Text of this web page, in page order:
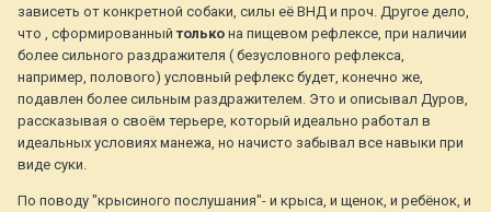
зависеть от конкретной собаки, силы её ВНД и проч. Другое дело,
что , сформированныйтолько на пищевом рефлексе, при наличии
более сильного раздражителя ( безусловного рефлекса,
например, полового) условный рефлекс будет, конечно же,
подавлен более сильным раздражителем. Это и описывал Дуров,
рассказывая о своём терьере, который идеально работал в
идеальных условиях манежа, но начисто забывал все навыки при
виде суки.
По поводу "крысиного послушания"- и крыса, и щенок, и ребёнок, и